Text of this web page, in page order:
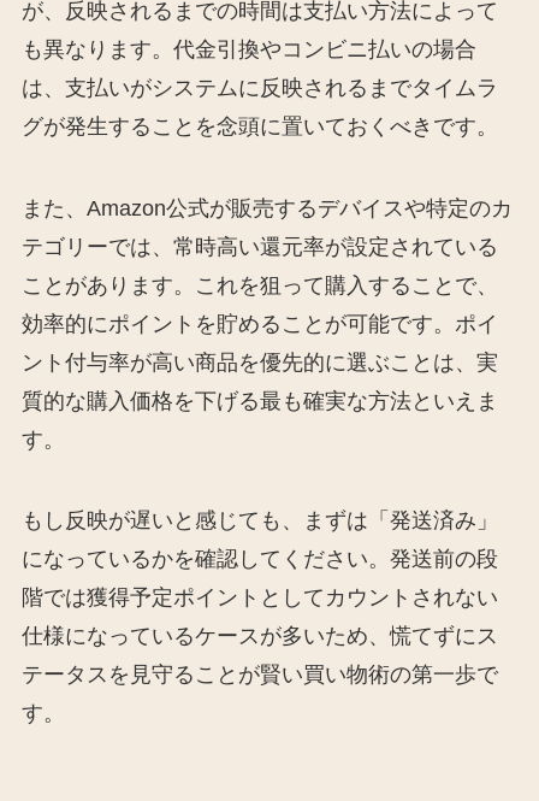
が、反映されるまでの時間は支払い方法によって
も異なります。代金引換やコンビニ払いの場合
は、支払いがシステムに反映されるまでタイムラ
グが発生することを念頭に置いておくべきです。
また、Amazon公式が販売するデバイスや特定のカ
テゴリーでは、常時高い還元率が設定されている
ことがあります。これを狙って購入することで、
効率的にポイントを貯めることが可能です。ポイ
ント付与率が高い商品を優先的に選ぶことは、実
質的な購入価格を下げる最も確実な方法といえま
す。
もし反映が遅いと感じても、まずは「発送済み」
になっているかを確認してください。発送前の段
階では獲得予定ポイントとしてカウントされない
仕様になっているケースが多いため、慌てずにス
テータスを見守ることが賢い買い物術の第一歩で
す。